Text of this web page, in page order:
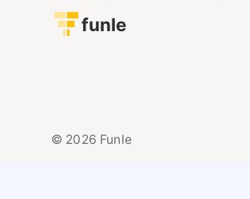
funle
© 2026 Funle